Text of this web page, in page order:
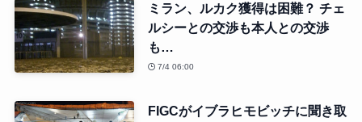
ミラン、ルカク獲得は困難？ チェ
ルシーとの交渉も本人との交渉
も…
7/4 06:00
FIGCがイブラヒモビッチに聞き取